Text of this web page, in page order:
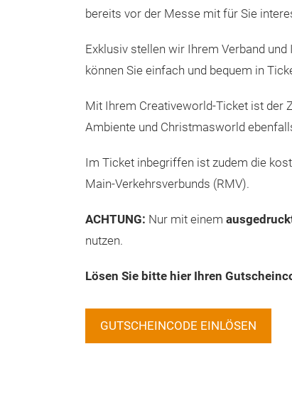
bereits vor der Messe mit für Sie
Exklusiv stellen wir Ihrem Verband
können Sie einfach und bequem in
Mit Ihrem Creativeworld-Ticket ist der
Ambiente und Christmasworld
Im Ticket inbegriffen ist zudem die
Main-Verkehrsverbunds (RMV).
ACHTUNG: Nur mit einem
nutzen.
Lösen Sie bitte hier Ihren
GUTSCHEINCODE EINLÖSEN